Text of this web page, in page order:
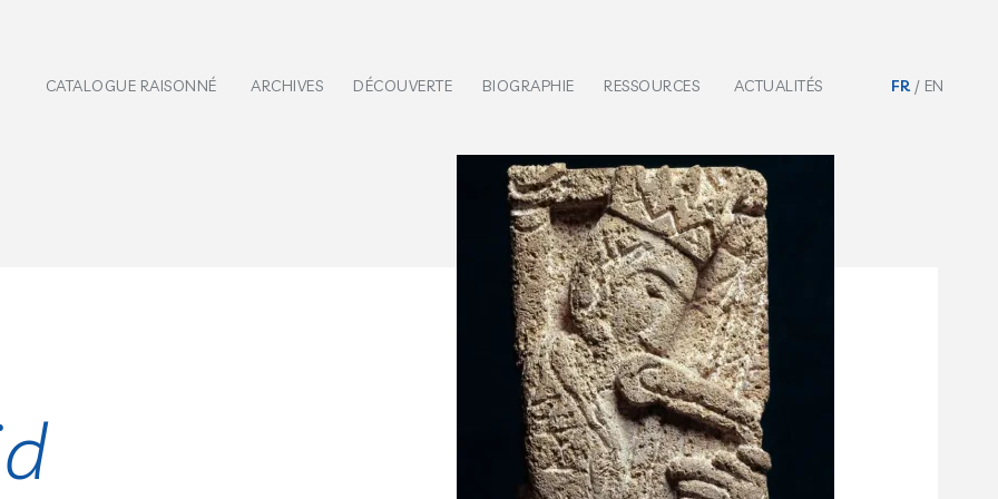
CATALOGUE RAISONNÉ ARCHIVES DÉCOUVERTE BIOGRAPHIE RESSOURCES ACTUALITÉS FR EN